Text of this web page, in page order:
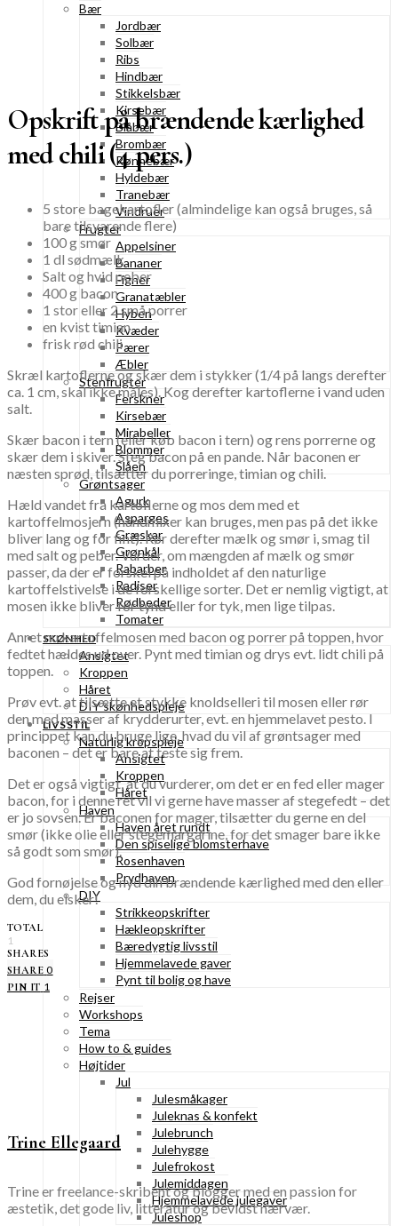
Bær
Jordbær
Solbær
Ribs
Hindbær
Stikkelsbær
Kirsebær
Blåbær
Brombær
Rønnebær
Hyldebær
Tranebær
Vindruer
Frugter
Appelsiner
Bananer
Figner
Granatæbler
Hyben
Kvæder
Pærer
Æbler
Stenfrugter
Ferskner
Kirsebær
Mirabeller
Blommer
Slåen
Grøntsager
Agurk
Asparges
Græskar
Grønkål
Rabarber
Radiser
Rødbeder
Tomater
SKØNHED
Ansigtet
Kroppen
Håret
DIY skønhedspleje
LIVSSTIL
Naturlig kropspleje
Ansigtet
Kroppen
Håret
Haven
Haven året rundt
Den spiselige blomsterhave
Rosenhaven
Prydhaven
DIY
Strikkeopskrifter
Hækleopskrifter
Bæredygtig livsstil
Hjemmelavede gaver
Pynt til bolig og have
Rejser
Workshops
Tema
How to & guides
Højtider
Jul
Julesmåkager
Juleknas & konfekt
Julebrunch
Julehygge
Julefrokost
Julemiddagen
Hjemmelavede julegaver
Juleshop
Opskrift på brændende kærlighed
med chili (4 pers.)
5 store bagekartofler (almindelige kan også bruges, så
bare tilsvarende flere)
100 g smør
1 dl sødmælk
Salt og hvid peber
400 g bacon
1 stor eller 2 små porrer
en kvist timian
frisk rød chili
Skræl kartoflerne og skær dem i stykker (1/4 på langs derefter
ca. 1 cm, skal ikke måles). Kog derefter kartoflerne i vand uden
salt.
Skær bacon i tern (eller køb bacon i tern) og rens porrerne og
skær dem i skiver. Steg bacon på en pande. Når baconen er
næsten sprød, tilsætter du porreringe, timian og chili.
Hæld vandet fra kartoflerne og mos dem med et
kartoffelmosjern (håndmixer kan bruges, men pas på det ikke
bliver lang og for fint). Rør derefter mælk og smør i, smag til
med salt og peber. Vurder, om mængden af mælk og smør
passer, da der er forskel på indholdet af den naturlige
kartoffelstivelse i de forskellige sorter. Det er nemlig vigtigt, at
mosen ikke bliver for tynd eller for tyk, men lige tilpas.
Anret nu kartoffelmosen med bacon og porrer på toppen, hvor
fedtet hældes ud over. Pynt med timian og drys evt. lidt chili på
toppen.
Prøv evt. at tilsætte et stykke knoldselleri til mosen eller rør
den med masser af krydderurter, evt. en hjemmelavet pesto. I
princippet kan du bruge lige, hvad du vil af grøntsager med
baconen – det er bare at teste sig frem.
Det er også vigtigt, at du vurderer, om det er en fed eller mager
bacon, for i denne ret vil vi gerne have masser af stegefedt – det
er jo sovsen. Er baconen for mager, tilsætter du gerne en del
smør (ikke olie eller stegemargarine, for det smager bare ikke
så godt som smør).
God fornøjelse og nyd din brændende kærlighed med den eller
dem, du elsker!
TOTAL
1
SHARES
SHARE 0
PIN IT 1
Trine Ellegaard
Trine er freelance-skribent og blogger med en passion for
æstetik, det gode liv, litteratur og bevidst nærvær.